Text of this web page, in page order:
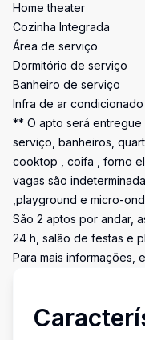
Home theater
Cozinha Integrada
Área de serviço
Dormitório de serviço
Banheiro de serviço
Infra de ar
** O apto será entregue
serviço, banheiros,
cooktop , coifa , forno
vagas são
,playground e micro-
São 2 aptos por andar,
24 h, salão de festas e
Para mais informações,